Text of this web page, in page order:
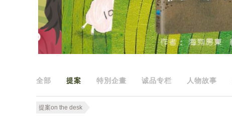
全部 提案 特別企畫 诚品专栏 人物故事
提案on the desk